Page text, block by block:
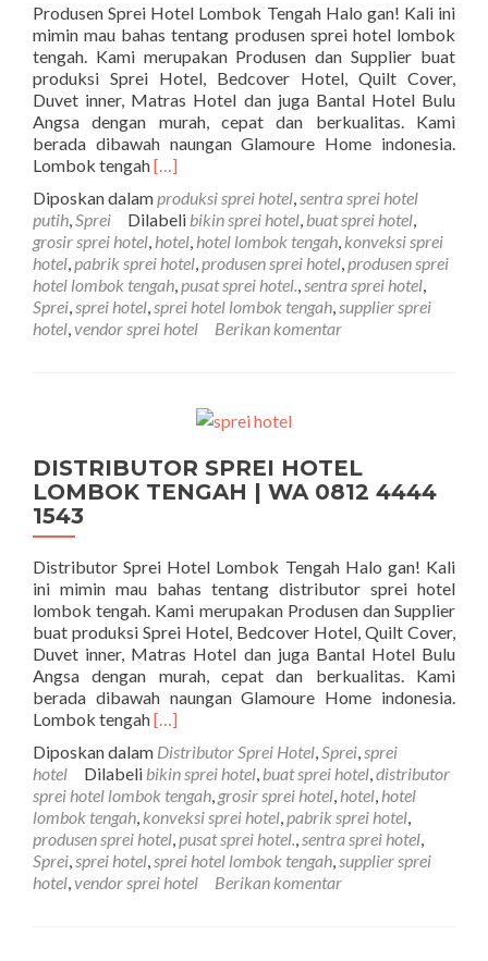
Produsen Sprei Hotel Lombok Tengah Halo gan! Kali ini
mimin mau bahas tentang produsen sprei hotel lombok
tengah. Kami merupakan Produsen dan Supplier buat
produksi Sprei Hotel, Bedcover Hotel, Quilt Cover,
Duvet inner, Matras Hotel dan juga Bantal Hotel Bulu
Angsa dengan murah, cepat dan berkualitas. Kami
berada dibawah naungan Glamoure Home indonesia.
Lombok tengahSelengkapnya tentangPRODUSEN SPREI
[…]
Diposkan dalamproduksi sprei hotel,sentra sprei hotel
putih,Sprei Dilabeli bikin sprei hotel, buat sprei hotel,
grosir sprei hotel, hotel, hotel lombok tengah, konveksi sprei
hotel,pabrik sprei hotel,produsen sprei hotel,produsen sprei
hotel lombok tengah,pusat sprei hotel.,sentra sprei hotel,
Sprei,sprei hotel,sprei hotel lombok tengah,supplier sprei
hotel,vendor sprei hotel Berikan komentar
DISTRIBUTOR SPREI HOTEL
LOMBOK TENGAH | WA 0812 4444
1543
Distributor Sprei Hotel Lombok Tengah Halo gan! Kali
ini mimin mau bahas tentang distributor sprei hotel
lombok tengah. Kami merupakan Produsen dan Supplier
buat produksi Sprei Hotel, Bedcover Hotel, Quilt Cover,
Duvet inner, Matras Hotel dan juga Bantal Hotel Bulu
Angsa dengan murah, cepat dan berkualitas. Kami
berada dibawah naungan Glamoure Home indonesia.
Lombok tengahSelengkapnya tentangDISTRIBUTOR
[…]
Diposkan dalam Distributor Sprei Hotel Sprei sprei
hotel
Dilabeli bikin sprei hotel buat sprei hotel distributor
sprei hotel lombok tengah grosir sprei hotel hotel hotel
lombok tengah konveksi sprei hotel pabrik sprei hotel
produsen sprei hotel pusat sprei hotel. sentra sprei hotel
Sprei sprei hotel sprei hotel lombok tengah supplier sprei
hotel vendor sprei hotel Berikan komentar